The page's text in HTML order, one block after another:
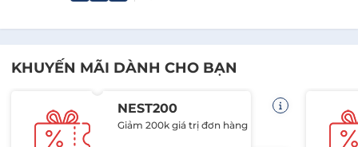
KHUYẾN MÃI DÀNH CHO BẠN
NEST200
Giảm 200k giá trị đơn hàng